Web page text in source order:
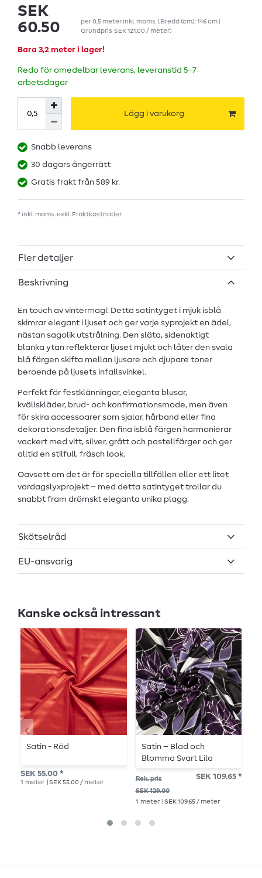
SEK
60.50
per0,5 meter inkl. moms. ( Bredd (cm): 146 cm |
Grundpris SEK 121.00 / meter)
Bara 3,2 meter i lager!
Redo för omedelbar leverans, leveranstid 5–7
arbetsdagar
Lägg i varukorg
Snabb leverans
30 dagars ångerrätt
Gratis frakt från 589 kr.
* inkl. moms. exkl. Fraktkostnader
Fler detaljer
Beskrivning
En touch av vintermagi: Detta satintyget i mjuk isblå
skimrar elegant i ljuset och ger varje syprojekt en ädel,
nästan sagolik utstrålning. Den släta, sidenaktigt
blanka ytan reflekterar ljuset mjukt och låter den svala
blå färgen skifta mellan ljusare och djupare toner
beroende på ljusets infallsvinkel.
Perfekt för festklänningar, eleganta blusar,
kvällskläder, brud- och konfirmationsmode, men även
för skira accessoarer som sjalar, hårband eller fina
dekorationsdetaljer. Den fina isblå färgen harmonierar
vackert med vitt, silver, grått och pastellfärger och ger
alltid en stilfull, fräsch look.
Oavsett om det är för speciella tillfällen eller ett litet
vardagslyxprojekt – med detta satintyget trollar du
snabbt fram drömskt eleganta unika plagg.
Skötselråd
EU-ansvarig
Kanske också intressant
Satin - Röd
SEK 55.00 *
1 meter | SEK 55.00 / meter
Satin – Blad och
Blomma Svart Lila
Rek. pris
SEK 129.00
SEK 109.65 *
1 meter | SEK 109.65 / meter